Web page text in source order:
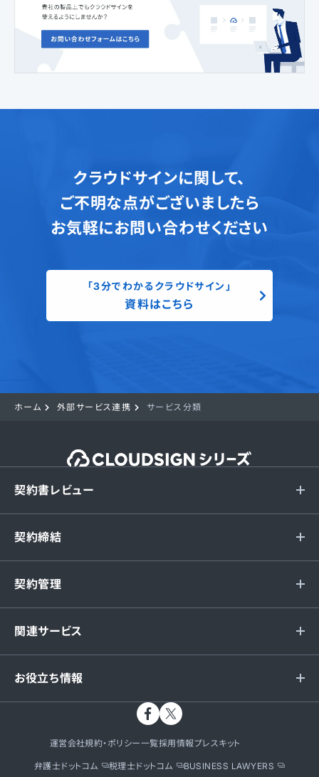
クラウドサインに関して、
ご不明な点がございましたら
お気軽にお問い合わせください
「3分でわかるクラウドサイン」
資料はこちら
ホーム 外部サービス連携 サービス分類
契約書レビュー
契約締結
契約管理
関連サービス
お役立ち情報
運営会社規約・ポリシー一覧採用情報プレスキット
弁護士ドットコム 税理士ドットコム
BUSINESS LAWYERS